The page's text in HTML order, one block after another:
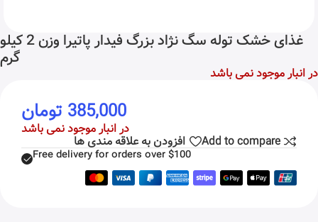
غذای خشک توله سگ نژاد بزرگ فیدار پاتیرا وزن 2 کیلو
گرم
در انبار موجود نمی باشد
385,000 تومان
در انبار موجود نمی باشد
Add to compare افزودن به علاقه مندی ها
Free delivery for orders over $100